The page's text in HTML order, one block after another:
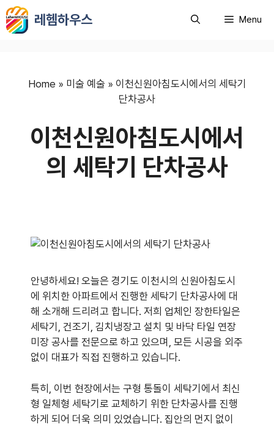
컨
텐
레헴하우스 Menu
Home » 미술 예술 » 이천신원아침도시에서의 세탁기
단차공사
이천신원아침도시에서
의 세탁기 단차공사
안녕하세요! 오늘은 경기도 이천시의 신원아침도시
에 위치한 아파트에서 진행한 세탁기 단차공사에 대
해 소개해 드리려고 합니다. 저희 업체인 장한타일은
세탁기, 건조기, 김치냉장고 설치 및 바닥 타일 연장
미장 공사를 전문으로 하고 있으며, 모든 시공을 외주
없이 대표가 직접 진행하고 있습니다.
특히, 이번 현장에서는 구형 통돌이 세탁기에서 최신
형 일체형 세탁기로 교체하기 위한 단차공사를 진행
하게 되어 더욱 의미 있었습니다. 집안의 먼지 없이